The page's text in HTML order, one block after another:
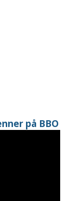
på BBO